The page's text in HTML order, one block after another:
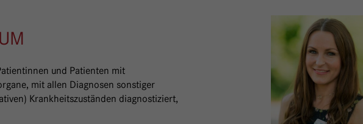
und Patienten mit
mit allen Diagnosen sonstiger
Krankheitszuständen diagnostiziert,